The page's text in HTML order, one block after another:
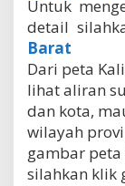
Untuk
detail
Barat
Dari peta
lihat aliran
dan kota,
wilayah
gambar
silahkan klik